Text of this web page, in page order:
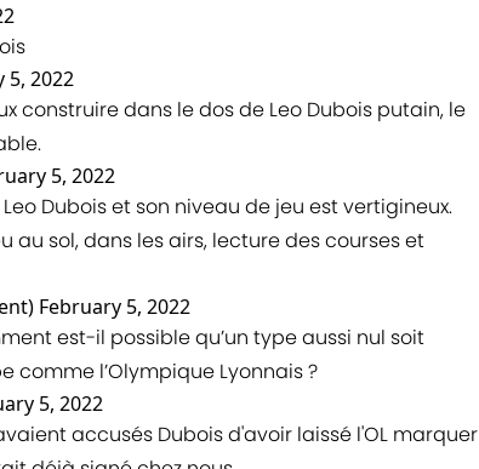
5, 2022
construire dans le dos de Leo Dubois putain, le
5, 2022
Dubois et son niveau de jeu est vertigineux.
au sol, dans les airs, lecture des courses et
February 5, 2022
est-il possible qu’un type aussi nul soit
comme l’Olympique Lyonnais ?
5, 2022
accusés Dubois d'avoir laissé l'OL marquer